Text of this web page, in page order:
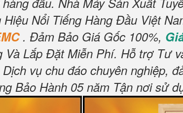
Nổi Tiếng Hàng Đầu Việt
. Đảm Bảo Giá Gốc 100%,
Và Lắp Đặt Miễn Phí. Hỗ trợ Tư
Dịch vụ chu đáo chuyên nghiệp,
Bảo Hành 05 năm Tận nơi sử